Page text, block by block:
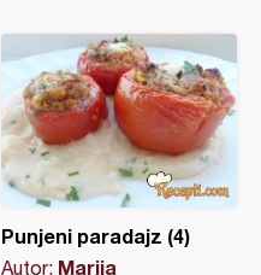
Punjeni paradajz (4)
Autor: Marija